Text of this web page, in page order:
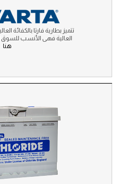
تتميز بطارية فارتا بالكفائة
العالية فهى الأنسب
هنا